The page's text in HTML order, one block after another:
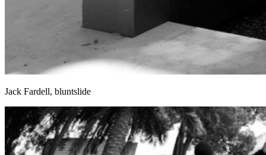
Jack Fardell, bluntslide